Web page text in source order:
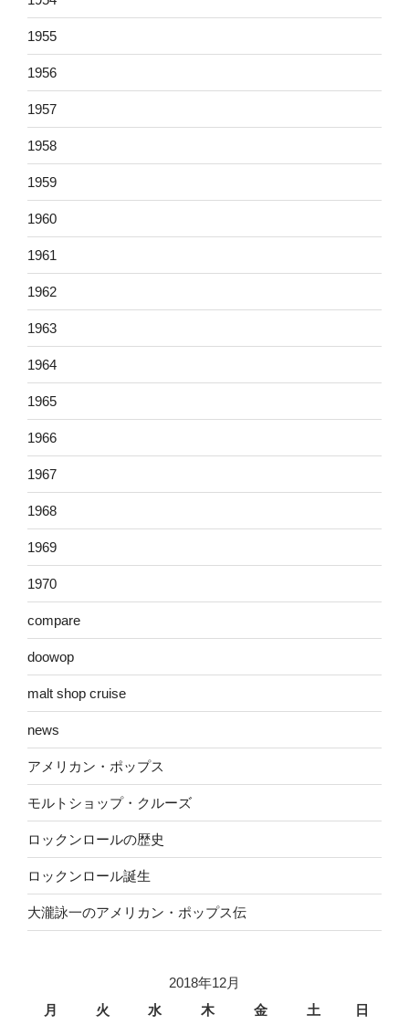
1955
1956
1957
1958
1959
1960
1961
1962
1963
1964
1965
1966
1967
1968
1969
1970
compare
doowop
malt shop cruise
news
アメリカン・ポップス
モルトショップ・クルーズ
ロックンロールの歴史
ロックンロール誕生
大瀧詠一のアメリカン・ポップス伝
2018年12月
月
火 水 木 金 土 日